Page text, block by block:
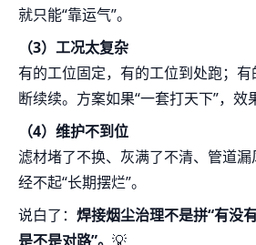
就只能“靠运气”。
（3）工况太复杂
有的工位固定，有的工位到处跑；
断续续。方案如果“一套打天下”，效
（4）维护不到位
滤材堵了不换、灰满了不清、管道
经不起“长期摆烂”。
说白了： 焊接烟尘治理不是拼“有没
是不是对路”。 💡